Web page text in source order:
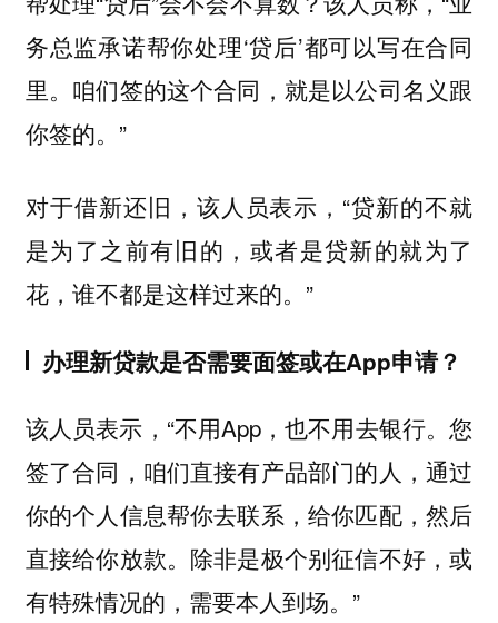
务总监承诺帮你处理‘贷后’都可以写在合同
里。咱们签的这个合同，就是以公司名义跟
你签的。”
对于借新还旧，该人员表示，“贷新的不就
是为了之前有旧的，或者是贷新的就为了
花，谁不都是这样过来的。”
办理新贷款是否需要面签或在App申请？
该人员表示，“不用App，也不用去银行。您
签了合同，咱们直接有产品部门的人，通过
你的个人信息帮你去联系，给你匹配，然后
直接给你放款。除非是极个别征信不好，或
有特殊情况的，需要本人到场。”